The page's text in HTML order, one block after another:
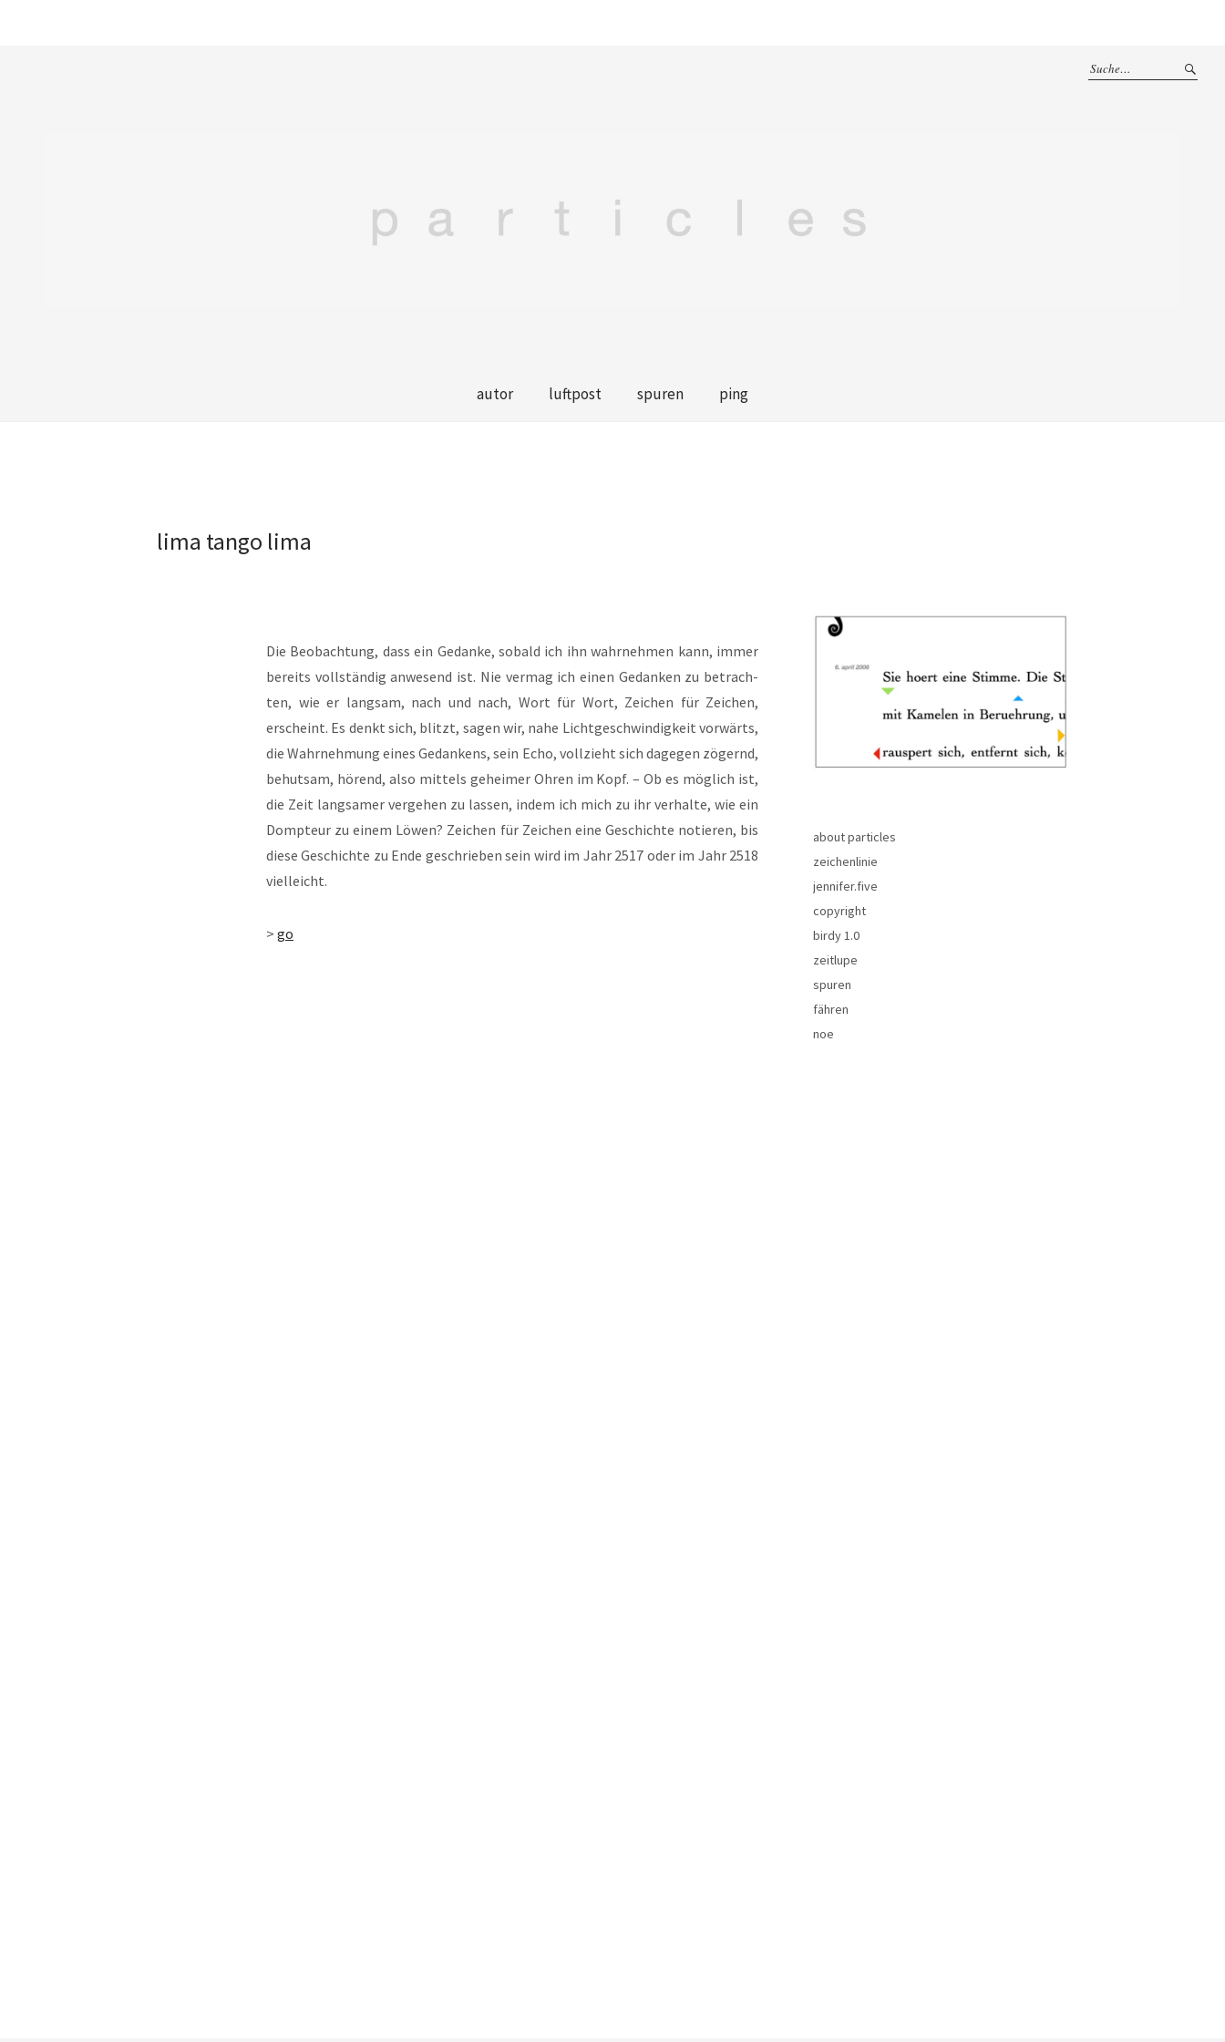
autor luftpost spuren ping
lima tango lima
Die Beob­ach­tung, dass ein Gedan­ke, sobald ich ihn wahr­neh­men kann, immer
bereits voll­stän­dig anwe­send ist. Nie ver­mag ich einen Gedan­ken zu betrach­
ten, wie er lang­sam, nach und nach, Wort für Wort, Zei­chen für Zei­chen,
erscheint. Es denkt sich, blitzt, sagen wir, nahe Licht­ge­schwin­dig­keit vor­wärts,
die Wahr­neh­mung eines Gedan­kens, sein Echo, voll­zieht sich dage­gen zögernd,
behut­sam, hörend, also mit­tels gehei­mer Ohren im Kopf. – Ob es mög­lich ist,
die Zeit lang­sa­mer ver­ge­hen zu las­sen, indem ich mich zu ihr ver­hal­te, wie ein
Domp­teur zu einem Löwen? Zei­chen für Zei­chen eine Geschich­te notie­ren, bis
die­se Geschich­te zu Ende geschrie­ben sein wird im Jahr 2517 oder im Jahr 2518
vielleicht.
> go
about particles
zeichenlinie
jennifer.five
copyright
birdy 1.0
zeitlupe
spuren
fähren
noe